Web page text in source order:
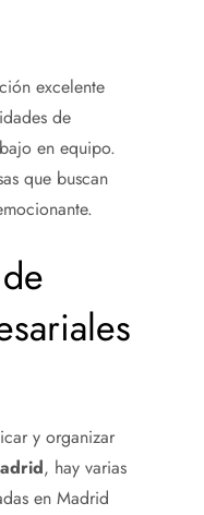
excelente
de
en equipo.
que buscan
y organizar
, hay varias
en Madrid